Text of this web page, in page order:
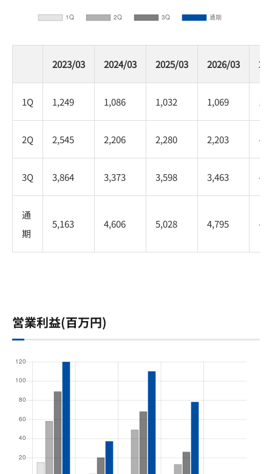
2023/03 2024/03 2025/03 2026/03
1Q 1,249 1,086 1,032 1,069
2Q 2,545 2,206 2,280 2,203 -
3Q 3,864 3,373 3,598 3,463 -
通
期
5,163 4,606 5,028 4,795 -
営業利益(百万円)